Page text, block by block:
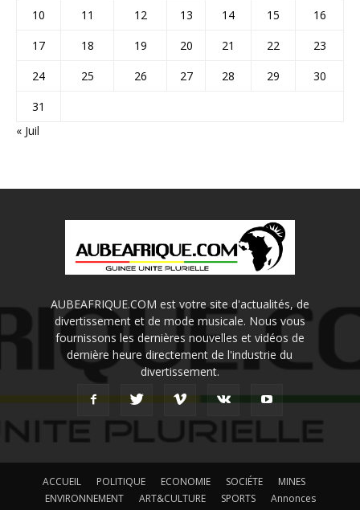
10
11 12 13 14 15
16
17
18 19 20 21 22
23
24
25 26 27 28 29
30
31
« Juil
AUBEAFRIQUE.COM est votre site d'actualités, de
divertissement et de mode musicale. Nous vous
fournissons les dernières nouvelles et vidéos de
dernière heure directement de l'industrie du
divertissement.
ACCUEIL POLITIQUE ECONOMIE SOCIÉTE
MINES
ENVIRONNEMENT
ART&CULTURE SPORTS Annonces